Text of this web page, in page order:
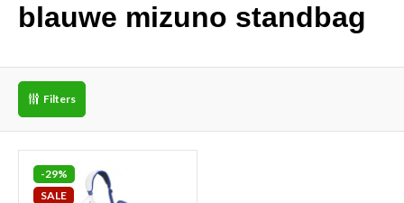
blauwe mizuno standbag
Filters
-29%
SALE